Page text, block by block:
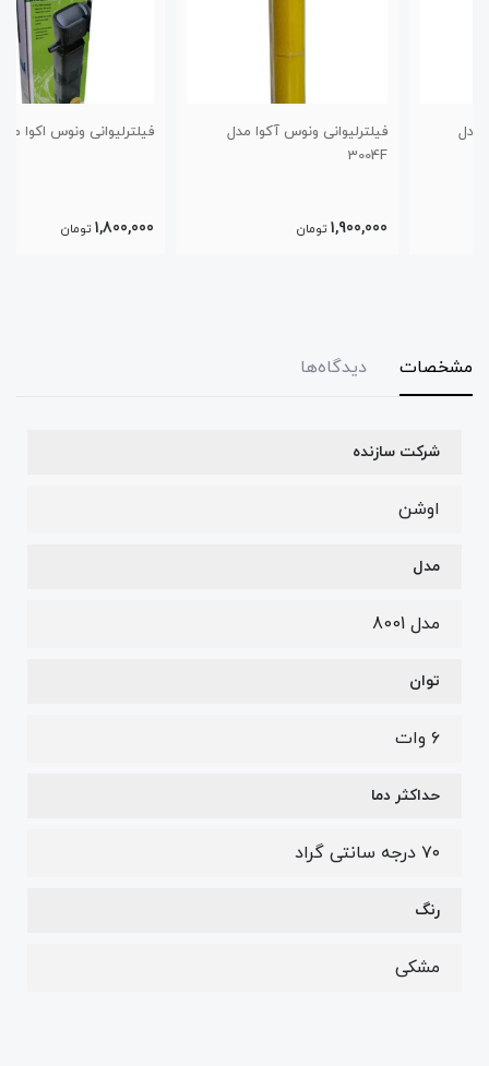
فیلترلیوانی ونوس آکوا مدل
تومان
فیلترلیوانی ونوس اکوا مدل 6007F
تومان
مشخصات دیدگاه‌ها
شرکت سازنده
اوشن
مدل
مدل 8001
توان
۶ وات
حداکثر دما
۷۰ درجه سانتی گراد
رنگ
مشکی